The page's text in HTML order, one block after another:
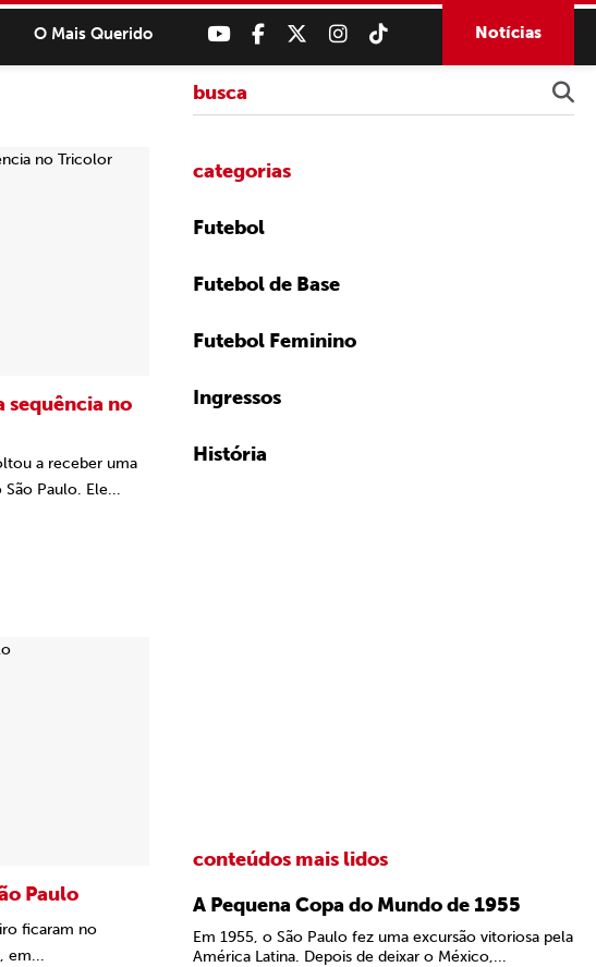
O Mais Querido Notícias
sequência no
a receber uma
Paulo. Ele...
Paulo
ficaram no
em...
categorias
Futebol
Futebol de Base
Futebol Feminino
Ingressos
História
conteúdos mais lidos
A Pequena Copa do Mundo de 1955
Em 1955, o São Paulo fez uma excursão vitoriosa pela
América Latina. Depois de deixar o México,...